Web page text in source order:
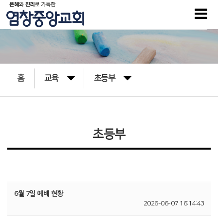
홈 교육 초등부
초등부
6월 7일 예배 현황
2026-06-07 16:14:43